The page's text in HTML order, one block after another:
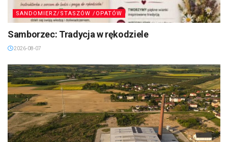
SANDOMIERZ/STASZÓW /OPATÓW
Samborzec: Tradycja w rękodziele
2026-08-07